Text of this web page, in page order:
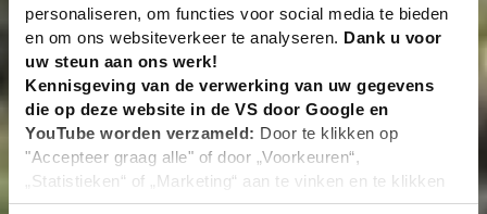
personaliseren, om functies voor social media te bieden
en om ons websiteverkeer te analyseren. Dank u voor
uw steun aan ons werk!
Kennisgeving van de verwerking van uw gegevens
die op deze website in de VS door Google en
YouTube worden verzameld: Door te klikken op
"Accepteer graag alle" of door „Voorkeuren“,
„Statistieken“ of „Marketing“ aan te vinken en te klikken
op "Selectie handmatig instellen", stemt u er ook mee in